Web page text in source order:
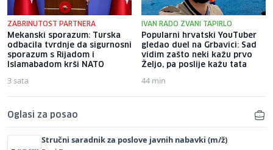
ZABRINUTOST PARTNERA
Mekanski sporazum: Turska
odbacila tvrdnje da sigurnosni
sporazum s Rijadom i
Islamabadom krši NATO
3 sata
IVAN RADO ZVANI TAPIRLO
Popularni hrvatski YouTuber
gledao duel na Grbavici: Sad
vidim zašto neki kažu prvo
Željo, pa poslije kažu tata
44 min
Oglasi za posao
Stručni saradnik za poslove javnih nabavki (m/ž)